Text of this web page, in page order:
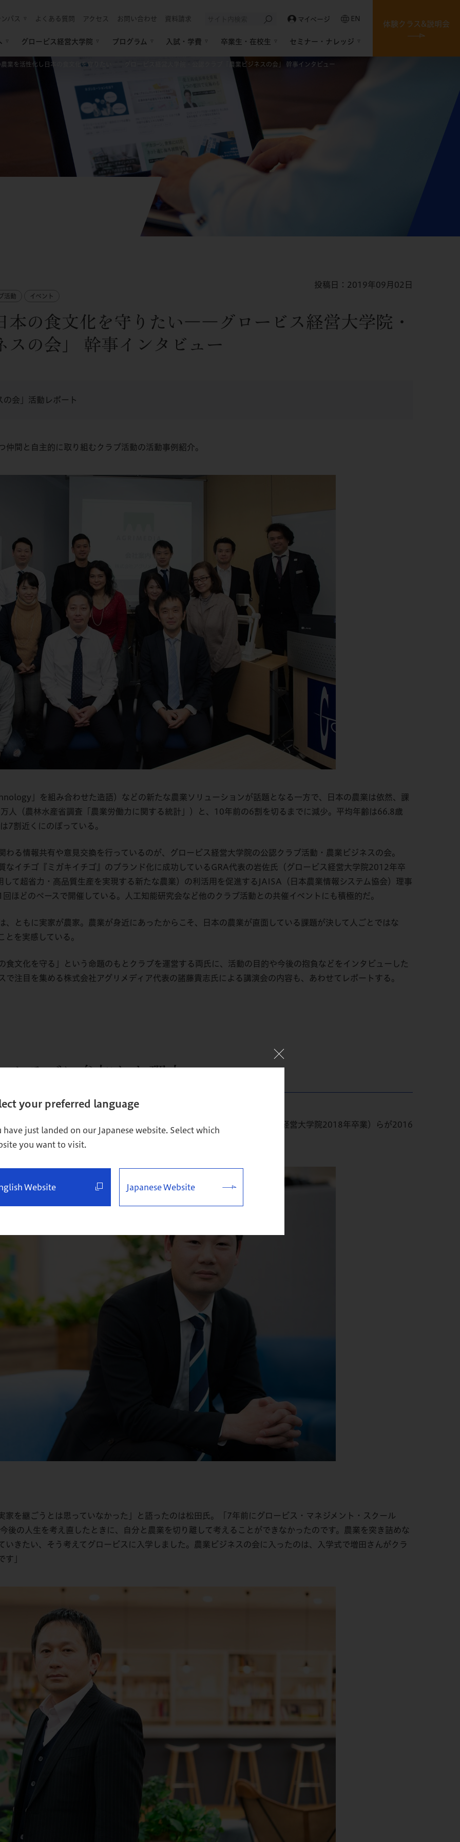
パス よくある質問 アクセス お問い合わせ 資料請求 マイページ EN
グロービス経営大学院 プログラム 入試・学費 卒業生・在校生 セミナー・ナレッジ
体験クラス&説明会
your preferred language
have just landed on our Japanese website. Select which
you want to visit.
Website Japanese Website
農業を活性化し日本の食文化を守りたい――グロービス経営大学院・公認クラブ「農業ビジネスの会」 幹事インタビュー
活動 イベント
投稿日：2019年09月02日
本の食文化を守りたい――グロービス経営大学院・
スの会」 幹事インタビュー
の会」活動レポート
間と自主的に取り組むクラブ活動の活動事例紹介。
」を組み合わせた造語）などの新たな農業ソリューションが話題となる一方で、日本の農業は依然、課
人（農林水産省調査「農業労働力に関する統計」）と、10年前の6割を切るまでに減少。平均年齢は66.8歳
7割近くにのぼっている。
る情報共有や意見交換を行っているのが、グロービス経営大学院の公認クラブ活動・農業ビジネスの会。
なイチゴ『ミガキイチゴ』のブランド化に成功しているGRA代表の岩佐氏（グロービス経営大学院2012年卒
て超省力・高品質生産を実現する新たな農業）の利活用を促進するJAISA（日本農業情報システム協会）理事
ほどのペースで開催している。人工知能研究会など他のクラブ活動との共催イベントにも積極的だ。
ともに実家が農家。農業が身近にあったからこそ、日本の農業が直面している課題が決して人ごとではな
を実感している。
文化を守る」という命題のもとクラブを運営する両氏に、活動の目的や今後の抱負などをインタビューした
注目を集める株式会社アグリメディア代表の諸藤貴志氏による講演会の内容も、あわせてレポートする。
クラブに参加した理由
グロービス経営大学院に2017年に入学。卒業生の増田憲介氏（グロービス経営大学院2018年卒業）らが2016
を継ごうとは思っていなかった」と語ったのは松田氏。「7年前にグロービス・マネジメント・スクール
後の人生を考え直したときに、自分と農業を切り離して考えることができなかったのです。農業を突き詰めな
きたい、そう考えてグロービスに入学しました。農業ビジネスの会に入ったのは、入学式で増田さんがクラ
す」